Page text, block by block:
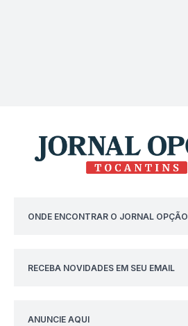
ONDE ENCONTRAR O JORNAL OPÇÃO
RECEBA NOVIDADES EM SEU EMAIL
ANUNCIE AQUI